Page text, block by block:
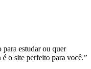
para estudar ou quer
o site perfeito para você.”